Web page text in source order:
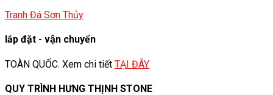
Tranh Đá Sơn Thủy
lắp đặt - vận chuyển
TOÀN QUỐC. Xem chi tiết TẠI ĐÂY
QUY TRÌNH HƯNG THỊNH STONE